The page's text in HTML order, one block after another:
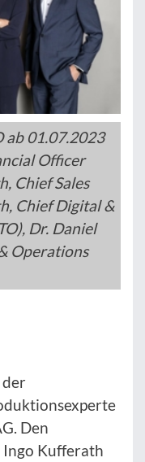
ab 01.07.2023
Officer
Chief Sales
Chief Digital &
Dr. Daniel
Operations
der
Den
Kufferath